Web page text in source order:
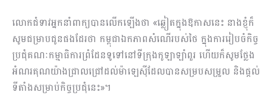
លោកជំទាវអ្នកនាំពាក្យបានលើកឡើងថា «ឆ្លៀតក្នុងឱកាសនេះ នាងខ្ញុំក៏
សូមជម្រាបជូនផងដែរថា កម្ពុជាឯកភាពសំណើរបស់ថៃ ក្នុងការរៀបចំកិច្ច
ប្រជុំគណៈកម្មាធិការព្រំដែនទូទៅនៅទីក្រុងកូឡាឡាំពួរ ហើយក៏សូមថ្លែង
អំណរគុណយ៉ាងជ្រាលជ្រៅដល់ម៉ាឡេស៊ីដែលបានសម្របសម្រួល និងផ្តល់
ទីតាំងសម្រាប់កិច្ចប្រជុំនេះ»។